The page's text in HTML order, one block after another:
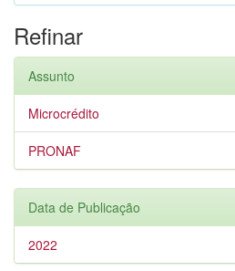
Refinar
Assunto
Microcrédito
PRONAF
Data de Publicação
2022